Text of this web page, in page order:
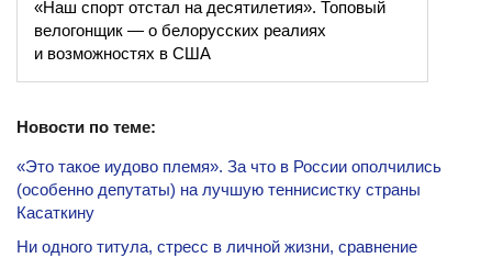
«Наш спорт отстал на десятилетия». Топовый
велогонщик — о белорусских реалиях
и возможностях в США
Новости по теме:
«Это такое иудово племя». За что в России ополчились
(особенно депутаты) на лучшую теннисистку страны
Касаткину
Ни одного титула, стресс в личной жизни, сравнение